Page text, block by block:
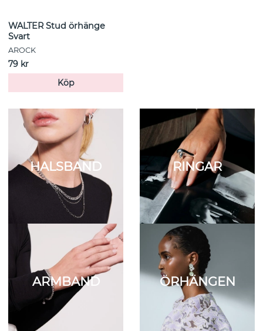
WALTER Stud örhänge
Svart
AROCK
79 kr
Köp
HALSBAND RINGAR
ARMBAND ÖRHÄNGEN